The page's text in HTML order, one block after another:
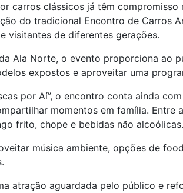
carros clássicos já têm
do tradicional Encontro de Carros
visitantes de diferentes gerações.
Ala Norte, o evento proporciona
expostos e aproveitar uma
por Aí”, o encontro conta ainda
momentos em família. Entre
frito, chope e bebidas não alcoólicas.
música ambiente, opções de
atração aguardada pelo público e